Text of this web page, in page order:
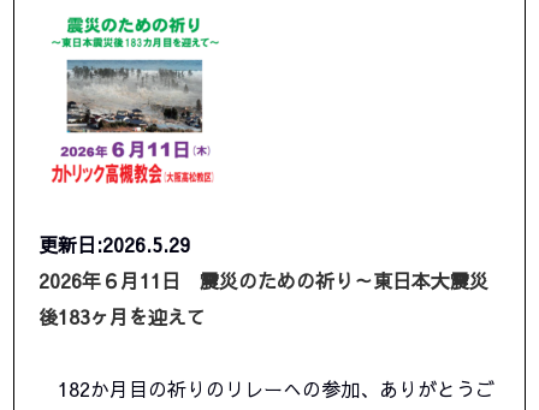
更新日:2026.5.29
2026年６月11日 震災のための祈り～東日本大震災
後183ヶ月を迎えて
182か月目の祈りのリレーへの参加、ありがとうご